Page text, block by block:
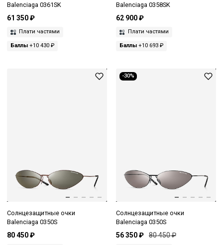
Balenciaga 0361SK
61 350 ₽
Плати частями
Баллы +10 430 ₽
Balenciaga 0358SK
62 900 ₽
Плати частями
Баллы+10 693 ₽
Солнцезащитные очки
Balenciaga 0350S
80 450 ₽
-30%
Солнцезащитные очки
Balenciaga 0350S
56 350 ₽ 80 450 ₽